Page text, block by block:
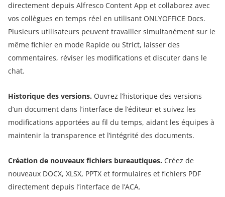
directement depuis Alfresco Content App et collaborez avec
vos collègues en temps réel en utilisant ONLYOFFICE Docs.
Plusieurs utilisateurs peuvent travailler simultanément sur le
même fichier en mode Rapide ou Strict, laisser des
commentaires, réviser les modifications et discuter dans le
chat.
Historique des versions. Ouvrez l’historique des versions
d’un document dans l’interface de l’éditeur et suivez les
modifications apportées au fil du temps, aidant les équipes à
maintenir la transparence et l’intégrité des documents.
Création de nouveaux fichiers bureautiques. Créez de
nouveaux DOCX, XLSX, PPTX et formulaires et fichiers PDF
directement depuis l’interface de l’ACA.